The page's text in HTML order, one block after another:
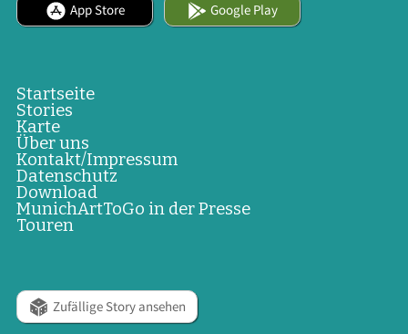
App Store Google Play
Startseite
Stories
Karte
Über uns
Kontakt/Impressum
Datenschutz
Download
MunichArtToGo in der Presse
Touren
Zufällige Story ansehen